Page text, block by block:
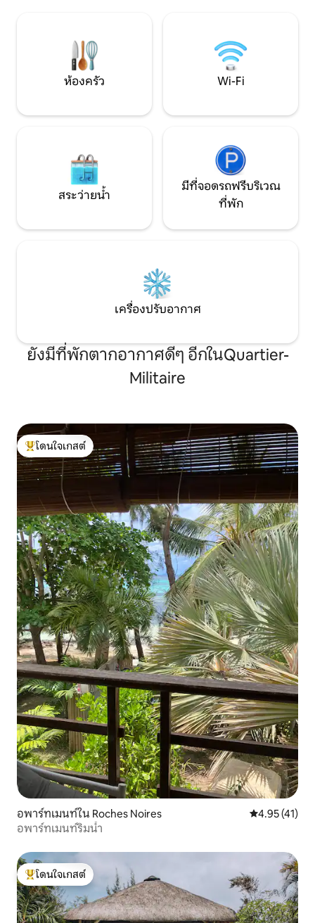
สงบไม่ใช่การหยุดชั่วคราว แต่เป็นการ
เตรียมพร้อมสำหรับขั้นตอนต่อไป
พักสามารถซื้อของ
แวะมาบ่อยครั้ง
ห้องครัว Wi-Fi
สระว่ายน้ำ
มีที่จอดรถฟรีบริเวณ
ที่พัก
เครื่องปรับอากาศ
ยังมีที่พักตากอากาศดีๆ อีกในQuartier-
Militaire
โดนใจเกสต์ที่สุด
โดนใจเกสต์
อพาร์ทเมนท์ใน Roches Noires คะแนนเฉลี่ย
4.95 (41)
อพาร์ทเมนท์ริมน้ำ
โดนใจเกสต์ที่สุด
โดนใจเกสต์